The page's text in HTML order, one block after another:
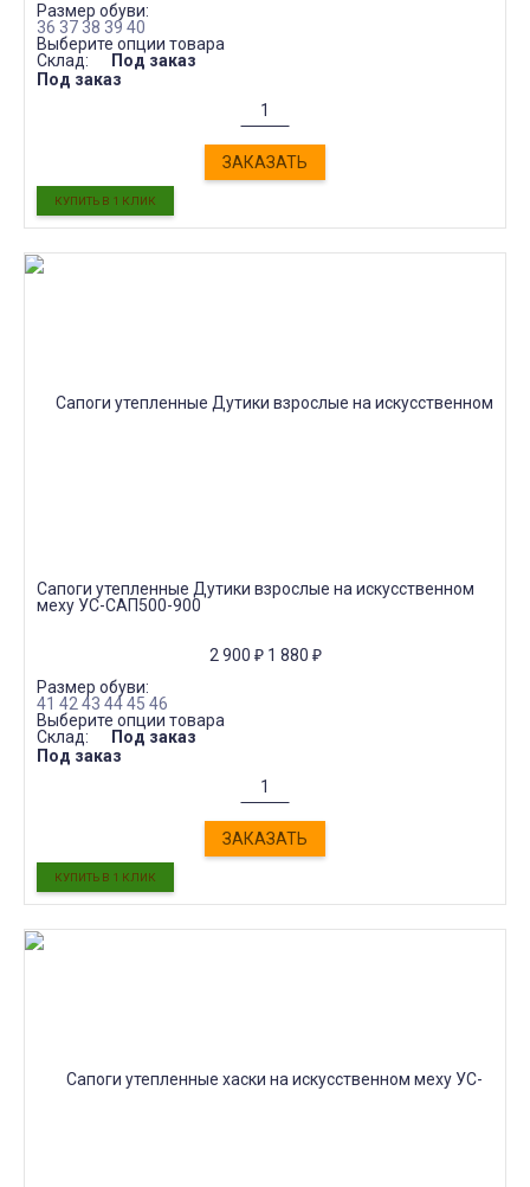
Размер обуви:
36 37 38 39 40
Выберите опции товара
Склад:
Под заказ
Под заказ
ЗАКАЗАТЬ
Сапоги утепленные Дутики взрослые на искусственном
меху УС-САП500-900
2 900 ₽ 1 880 ₽
Размер обуви:
41 42 43 4445 46
Выберите опции товара
Склад:
Под заказ
Под заказ
ЗАКАЗАТЬ